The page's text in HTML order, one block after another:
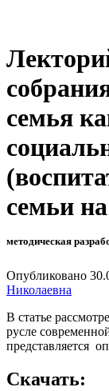
семья
семьи
методическая
Опубликовано
Николаевна
В статье
русле
представляется
Скачать: